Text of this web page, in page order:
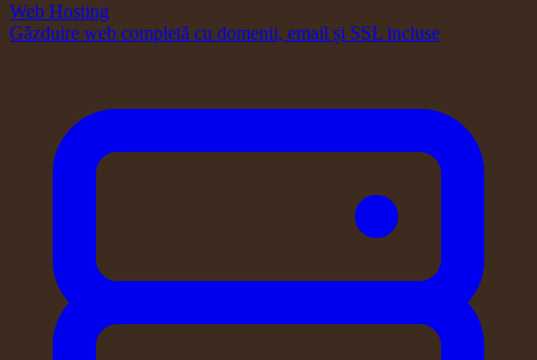
Web Hosting
Găzduire web completă cu domenii, email și SSL incluse